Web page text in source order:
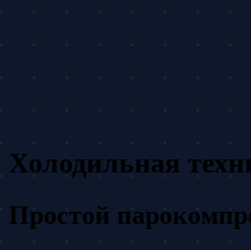
Холодильная
Простой